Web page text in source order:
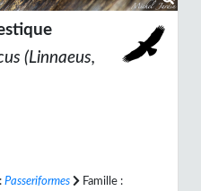
(Linnaeus,
Passeriformes
Famille :